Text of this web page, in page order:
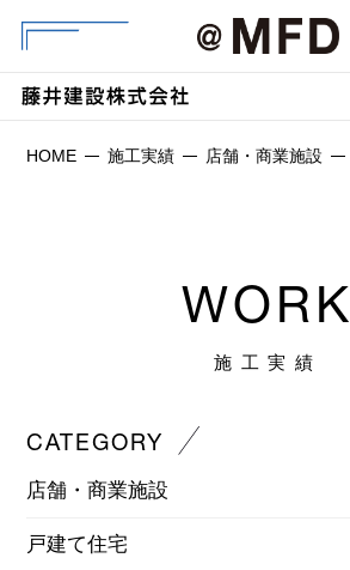
HOME 施工実績 店舗・商業施設
WORK
施工実績
CATEGORY
店舗・商業施設
戸建て住宅